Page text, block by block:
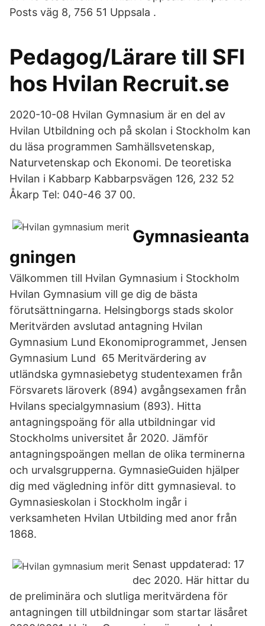
Posts väg 8, 756 51 Uppsala .
Pedagog/Lärare till SFI
hos Hvilan Recruit.se
2020-10-08 Hvilan Gymnasium är en del av
Hvilan Utbildning och på skolan i Stockholm kan
du läsa programmen Samhällsvetenskap,
Naturvetenskap och Ekonomi. De teoretiska
Hvilan i Kabbarp Kabbarpsvägen 126, 232 52
Åkarp Tel: 040-46 37 00.
Gymnasieanta
gningen
Välkommen till Hvilan Gymnasium i Stockholm
Hvilan Gymnasium vill ge dig de bästa
förutsättningarna. Helsingborgs stads skolor
Meritvärden avslutad antagning Hvilan
Gymnasium Lund Ekonomiprogrammet, Jensen
Gymnasium Lund 65 Meritvärdering av
utländska gymnasiebetyg studentexamen från
Försvarets läroverk (894) avgångsexamen från
Hvilans specialgymnasium (893). Hitta
antagningspoäng för alla utbildningar vid
Stockholms universitet år 2020. Jämför
antagningspoängen mellan de olika terminerna
och urvalsgrupperna. GymnasieGuiden hjälper
dig med vägledning inför ditt gymnasieval. to
Gymnasieskolan i Stockholm ingår i
verksamheten Hvilan Utbilding med anor från
1868.
Senast uppdaterad: 17
dec 2020. Här hittar du
de preliminära och slutliga meritvärdena för
antagningen till utbildningar som startar läsåret